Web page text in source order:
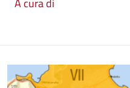
A cura di